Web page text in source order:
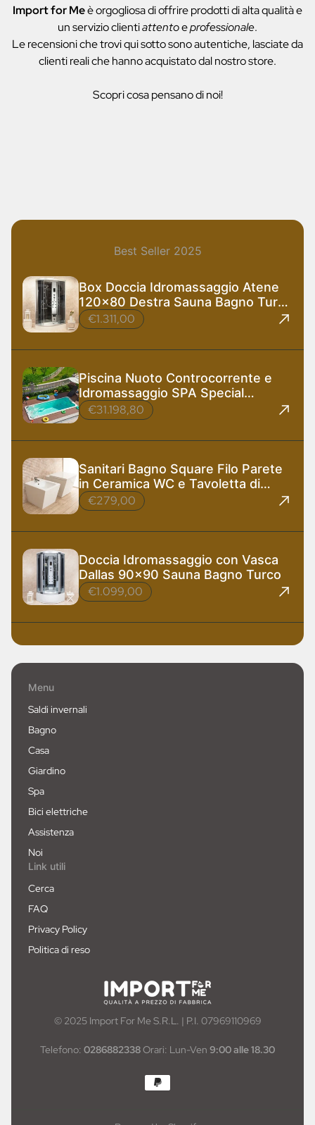
Import for Meè orgogliosa di offrire prodotti di alta qualità e
un servizio clientiattentoeprofessionale.
Le recensioni che trovi qui sotto sono autentiche, lasciate da
clienti reali che hanno acquistato dal nostro store.
Scopri cosa pensano di noi!
Best Seller 2025
Box Doccia Idromassaggio Atene
120x80 Destra Sauna Bagno Turco
e Ozono
€1.311,00
Piscina Nuoto Controcorrente e
Idromassaggio SPA Special
585x220 cm
€31.198,80
Sanitari Bagno Square Filo Parete
in Ceramica WC e Tavoletta di
Design
€279,00
Doccia Idromassaggio con Vasca
Dallas 90x90 Sauna Bagno Turco
€1.099,00
Menu
Saldi invernali
Bagno
Casa
Giardino
Spa
Bici elettriche
Assistenza
Noi
Link utili
Cerca
FAQ
Privacy Policy
Politica di reso
© 2025 Import For Me S.R.L. | P.I. 07969110969
Telefono: 0286882338Orari: Lun-Ven 9:00 alle 18.30